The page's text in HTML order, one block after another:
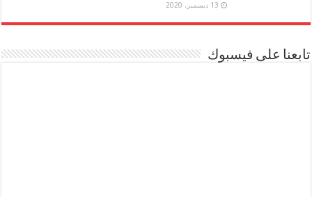
13 ديسمبر، 2020
تابعنا على فيسبوك